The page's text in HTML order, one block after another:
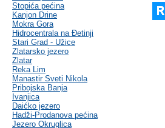
Stopića pećina
Kanjon Drine
Mokra Gora
Hidrocentrala na Đetinji
Stari Grad - Užice
Zlatarsko jezero
Zlatar
Reka Lim
Manastir Sveti Nikola
Pribojska Banja
Ivanjica
Daićko jezero
Hadži-Prodanova pećina
Jezero Okruglica